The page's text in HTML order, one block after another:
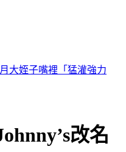
設備股」快上車
改名